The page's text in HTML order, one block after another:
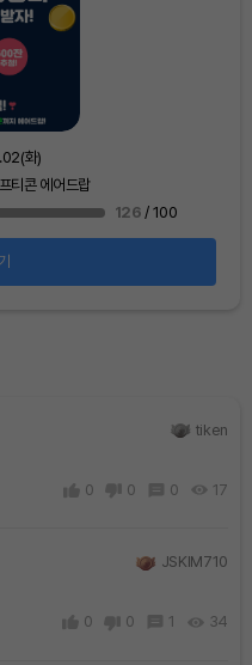
화)
티콘 에어드랍
126 / 100
tiken
0 0 0 17
JSKIM710
0 0 1 34